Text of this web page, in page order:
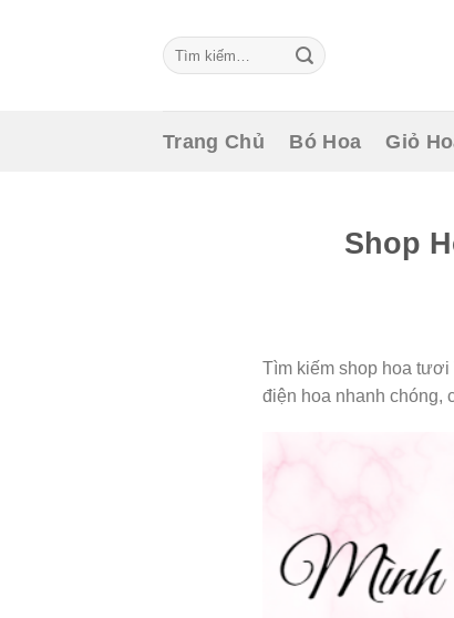
Tìm
kiếm:
Trang Chủ Bó Hoa Giỏ
Shop
Tìm kiếm shop hoa
điện hoa nhanh chóng,